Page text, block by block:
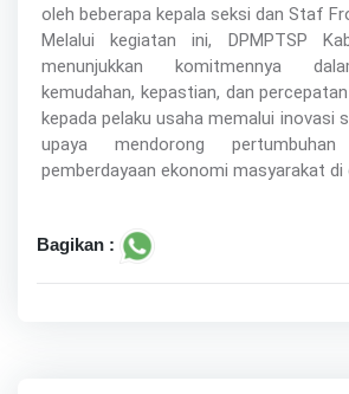
oleh beberapa kepala seksi dan Staf
Melalui kegiatan ini, DPMPTSP
menunjukkan komitmennya
kemudahan, kepastian, dan
kepada pelaku usaha memalui inovasi
upaya mendorong
pemberdayaan ekonomi masyarakat di
Bagikan :